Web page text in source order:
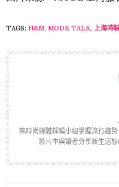
TAGS: H&M, MODE TALK, 上海時
瘋時尚媒體採編小組掌握流行趨
影片中與讀者分享新生活